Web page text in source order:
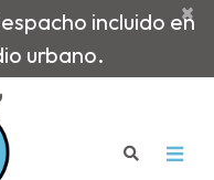
incluido en
urbano.
×